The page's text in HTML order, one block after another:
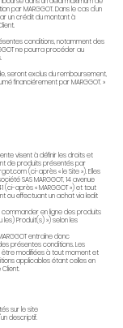
par MARGGOT. Dans le cas d'un
un crédit du montant à
conditions, notamment des
ne pourra procéder au
seront exclus du remboursement,
financiérement par MARGGOT. »
visent à définir les droits et
de produits présentés par
(ci-après « le Site »). Elles
SAS MARGGOT, 14 avenue
(ci-après « MARGGOT ») et tout
ou effectuant un achat via ledit
commander en ligne des produits
les) Produit(s) ») selon les
entraîne donc
présentes conditions. Les
modifiées à tout moment et
applicables étant celles en
sur le site
descriptif.